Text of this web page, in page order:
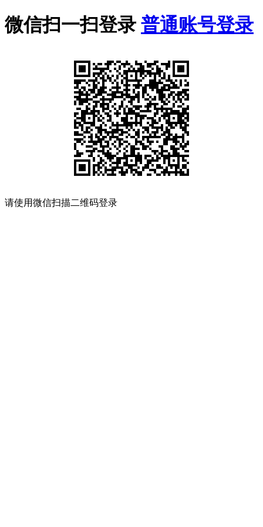
微信扫一扫登录 普通账号登录
请使用微信扫描二维码登录